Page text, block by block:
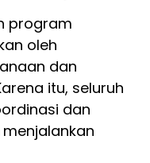
program
oleh
dan
itu, seluruh
dan